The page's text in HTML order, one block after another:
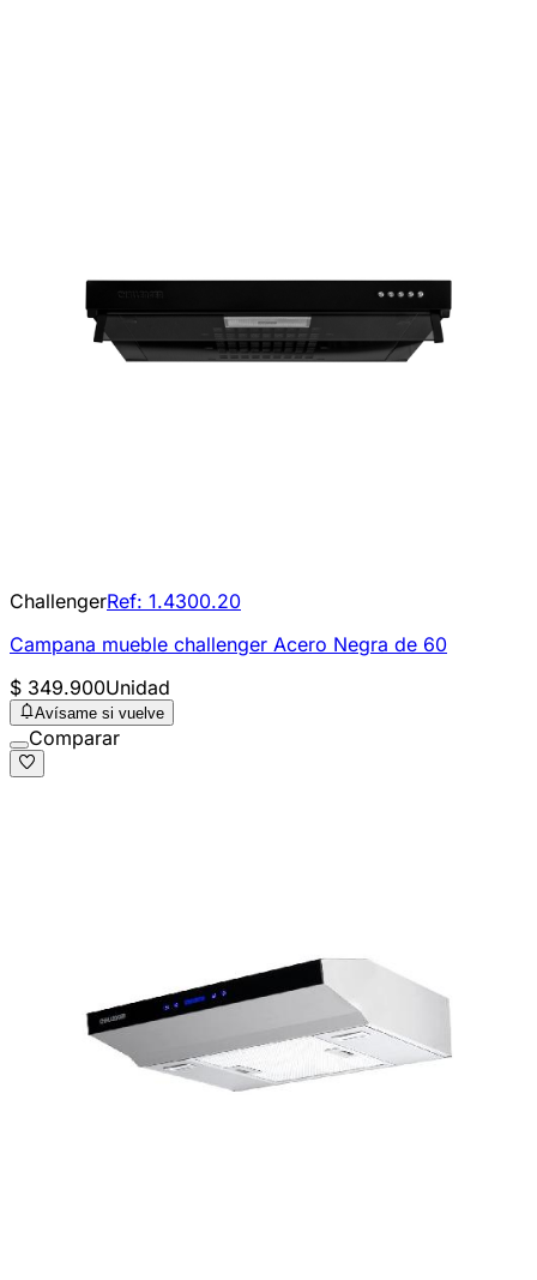
ChallengerRef: 1.4300.20
Campana mueble challenger Acero Negra de 60
$ 349.900Unidad
Avísame si vuelve
Comparar